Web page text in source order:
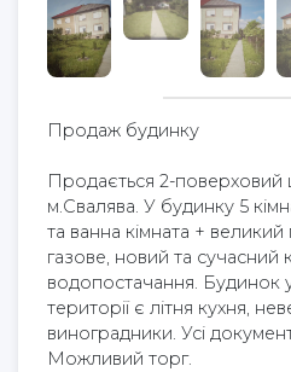
Продаж будинку
Продається 2-поверховий
м.Свалява. У будинку 5
та ванна кімната +
газове, новий та сучасний
водопостачання. Будинок
території є літня кухня,
виноградники. Усі
Можливий торг.